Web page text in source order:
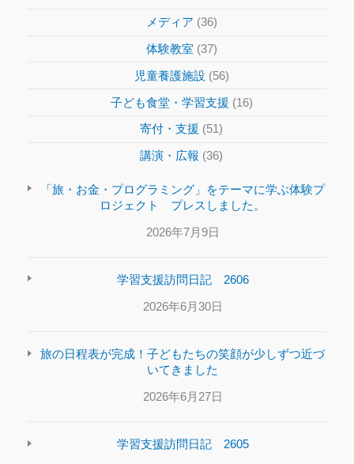
メディア (36)
体験教室 (37)
児童養護施設(56)
子ども食堂・学習支援 (16)
寄付・支援 (51)
講演・広報 (36)
「旅・お金・プログラミング」をテーマに学ぶ体験プ
ロジェクト プレスしました。
2026年7月9日
学習支援訪問日記 2606
2026年6月30日
旅の日程表が完成！子どもたちの笑顔が少しずつ近づ
いてきました
2026年6月27日
学習支援訪問日記 2605